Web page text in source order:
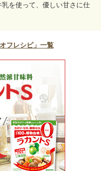
を使って、優しい甘さに仕
フレシピ」一覧